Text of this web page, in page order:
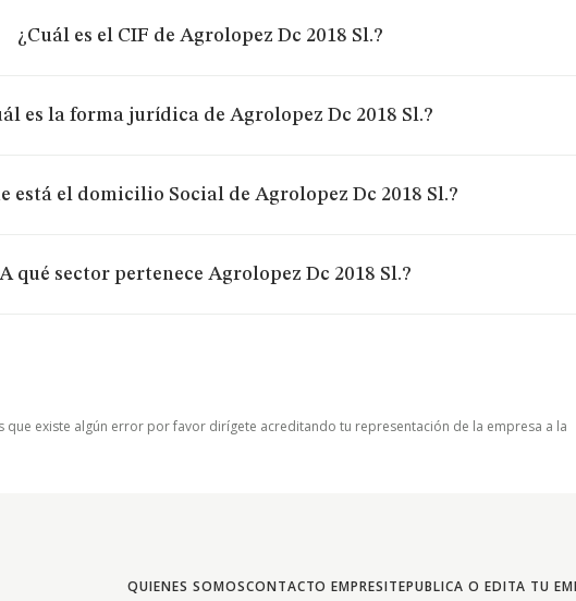
¿Cuál es el CIF de Agrolopez Dc 2018 Sl.?
es la forma jurídica de Agrolopez Dc 2018 Sl.?
está el domicilio Social de Agrolopez Dc 2018 Sl.?
qué sector pertenece Agrolopez Dc 2018 Sl.?
que existe algún error por favor dirígete acreditando tu representación de la empresa a la
QUIENES SOMOSCONTACTO EMPRESITEPUBLICA O EDITA TU